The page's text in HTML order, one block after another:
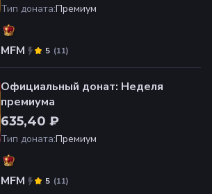
Тип доната:Премиум
MFM (11)
5
Официальный донат: Неделя
премиума
635,40 ₽
Тип доната:Премиум
MFM (11)
5